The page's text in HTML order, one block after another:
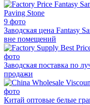
9 фото
Заводская цена Fantasy
вне помещений
фото
Заводская поставка по
продажи
фото
Китай оптовые белые